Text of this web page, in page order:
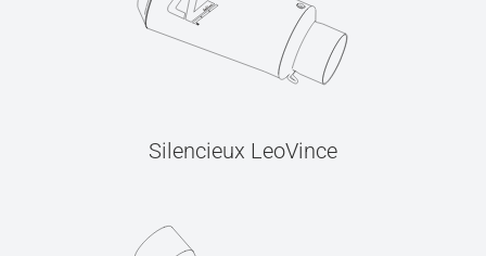
Silencieux LeoVince